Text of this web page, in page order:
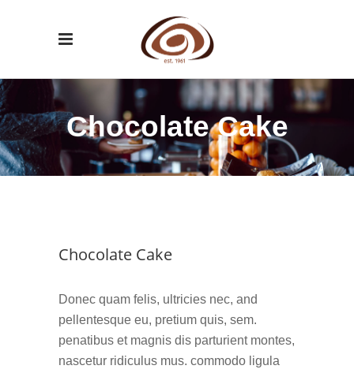
Chocolate Cake
Chocolate Cake
Donec quam felis, ultricies nec, and
pellentesque eu, pretium quis, sem.
penatibus et magnis dis parturient montes,
nascetur ridiculus mus. commodo ligula